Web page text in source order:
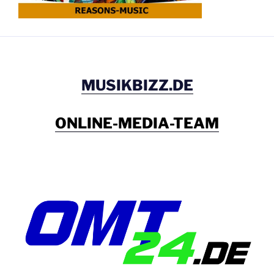
MUSIKBIZZ.DE
ONLINE-MEDIA-TEAM